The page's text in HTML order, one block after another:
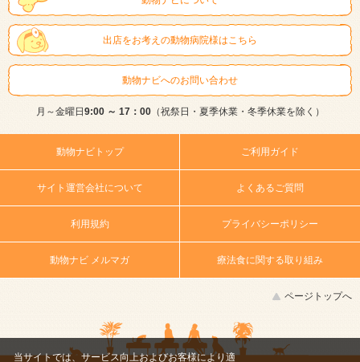
出店をお考えの動物病院様はこちら
動物ナビへのお問い合わせ
月～金曜日9:00 ～ 17：00（祝祭日・夏季休業・冬季休業を除く）
動物ナビトップ ご利用ガイド
サイト運営会社について よくあるご質問
利用規約 プライバシーポリシー
動物ナビ メルマガ 療法食に関する取り組み
ページトップへ
当サイトでは、サービス向上およびお客様により適